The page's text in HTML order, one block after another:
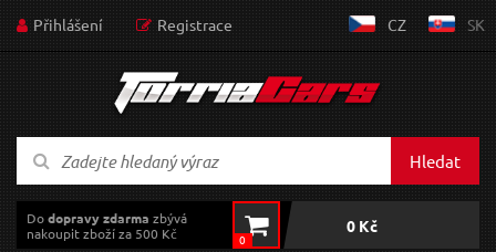
Přihlášení Registrace CZ SK
Hledat
Dodopravy zdarma zbývá
nakoupit zboží za 500 Kč
0
0 Kč